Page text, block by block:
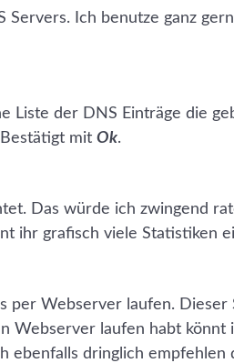
Ich benutze ganz
Liste der DNS Einträge die
mit Ok.
Das würde ich zwingend
ihr grafisch viele Statistiken
per Webserver laufen.
Webserver laufen habt könnt
ebenfalls dringlich